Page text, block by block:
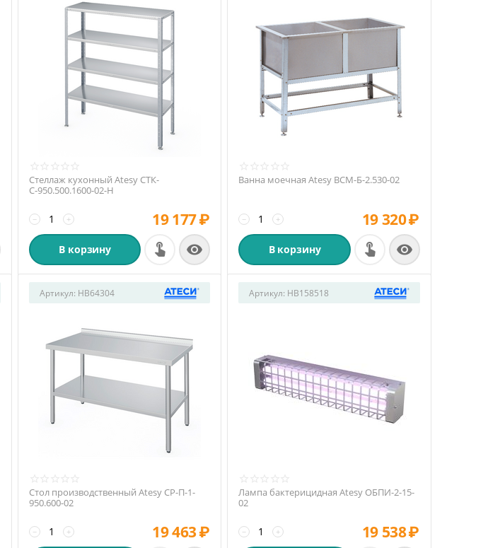
Стеллаж кухонный Atesy СТК-
С-950.500.1600-02-Н
+
− 19 177₽
В корзину 
Ванна моечная Atesy ВСМ-Б-2.530-02
+
− 19 320₽
В корзину 
Артикул: HB64304
Стол производственный Atesy СР-П-1-
950.600-02
+
− 19 463₽
Артикул: HB158518
Лампа бактерицидная Atesy ОБПИ-2-15-
02
+
− 19 538₽